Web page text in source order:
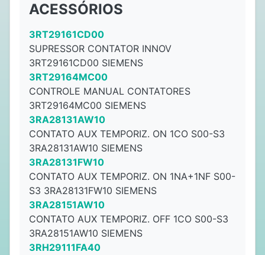
ACESSÓRIOS
3RT29161CD00
SUPRESSOR CONTATOR INNOV
3RT29161CD00 SIEMENS
3RT29164MC00
CONTROLE MANUAL CONTATORES
3RT29164MC00 SIEMENS
3RA28131AW10
CONTATO AUX TEMPORIZ. ON 1CO S00-S3
3RA28131AW10 SIEMENS
3RA28131FW10
CONTATO AUX TEMPORIZ. ON 1NA+1NF S00-
S3 3RA28131FW10 SIEMENS
3RA28151AW10
CONTATO AUX TEMPORIZ. OFF 1CO S00-S3
3RA28151AW10 SIEMENS
3RH29111FA40